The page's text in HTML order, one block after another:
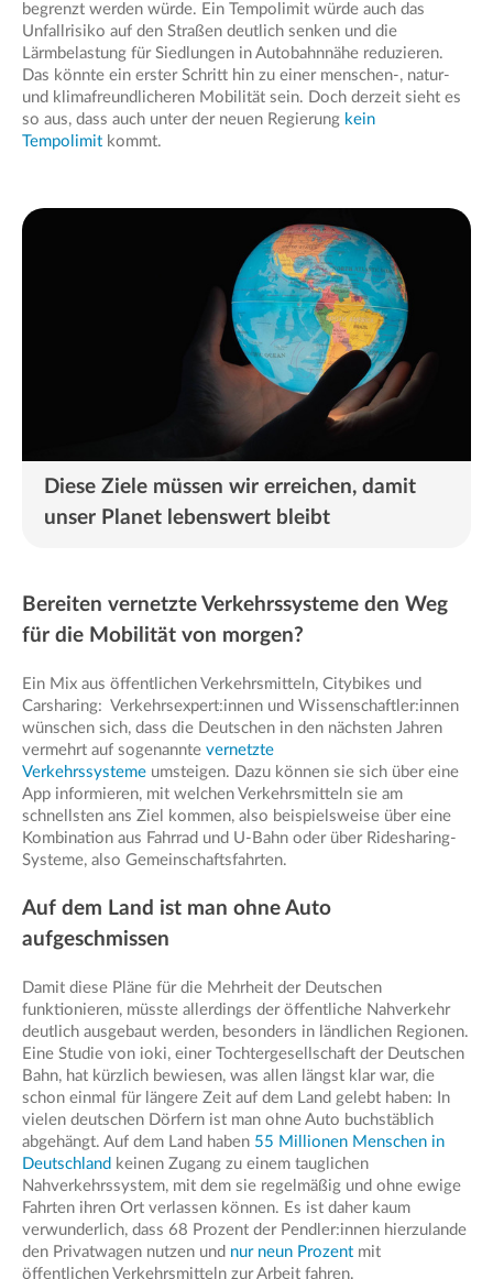
begrenzt werden würde. Ein Tempolimit würde auch das
Unfallrisiko auf den Straßen deutlich senken und die
Lärmbelastung für Siedlungen in Autobahnnähe reduzieren.
Das könnte ein erster Schritt hin zu einer menschen-, natur-
und klimafreundlicheren Mobilität sein. Doch derzeit sieht es
so aus, dass auch unter der neuen Regierung kein
Tempolimit kommt.
Diese Ziele müssen wir erreichen, damit
unser Planet lebenswert bleibt
Bereiten vernetzte Verkehrssysteme den Weg
für die Mobilität von morgen?
Ein Mix aus öffentlichen Verkehrsmitteln, Citybikes und
Carsharing: Verkehrsexpert:innen und Wissenschaftler:innen
wünschen sich, dass die Deutschen in den nächsten Jahren
vermehrt auf sogenannte vernetzte
Verkehrssysteme umsteigen. Dazu können sie sich über eine
App informieren, mit welchen Verkehrsmitteln sie am
schnellsten ans Ziel kommen, also beispielsweise über eine
Kombination aus Fahrrad und U-Bahn oder über Ridesharing-
Systeme, also Gemeinschaftsfahrten.
Auf dem Land ist man ohne Auto
aufgeschmissen
Damit diese Pläne für die Mehrheit der Deutschen
funktionieren, müsste allerdings der öffentliche Nahverkehr
deutlich ausgebaut werden, besonders in ländlichen Regionen.
Eine Studie von ioki, einer Tochtergesellschaft der Deutschen
Bahn, hat kürzlich bewiesen, was allen längst klar war, die
schon einmal für längere Zeit auf dem Land gelebt haben: In
vielen deutschen Dörfern ist man ohne Auto buchstäblich
abgehängt. Auf dem Land haben 55 Millionen Menschen in
Deutschland keinen Zugang zu einem tauglichen
Nahverkehrssystem, mit dem sie regelmäßig und ohne ewige
Fahrten ihren Ort verlassen können. Es ist daher kaum
verwunderlich, dass 68 Prozent der Pendler:innen hierzulande
den Privatwagen nutzen und nur neun Prozent mit
öffentlichen Verkehrsmitteln zur Arbeit fahren.